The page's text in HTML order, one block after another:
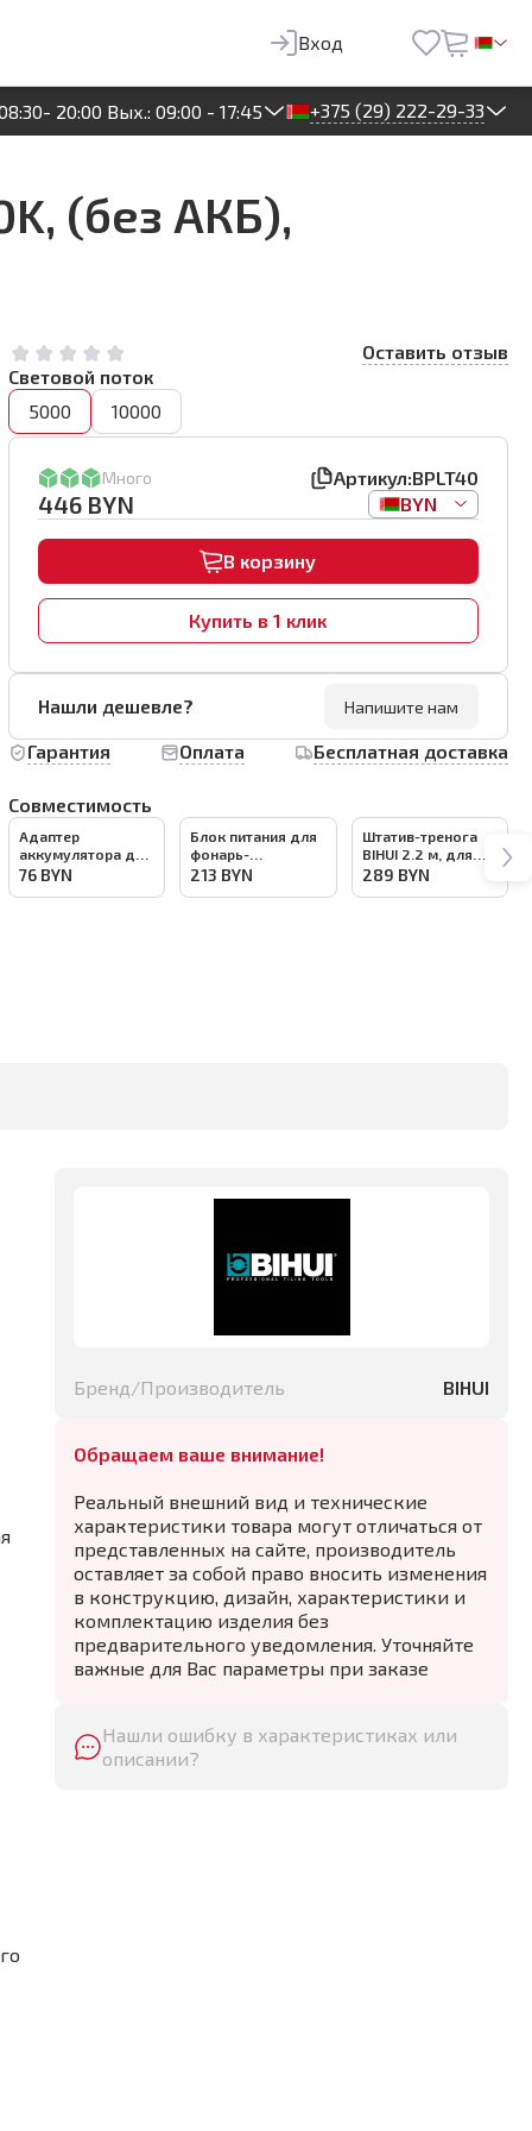
Вход
20:00 Вых.: 09:00 - 17:45 +375 (29) 222-29-33
В корзину
(без АКБ),
Оставить отзыв
Световой поток
5000
10000
Много Артикул:BPLT40
446 BYN BYN
В корзину
Купить в 1 клик
Нашли дешевле? Напишите нам
Гарантия Оплата Бесплатная доставка
Совместимость
Адаптер
аккумулятора для
фонаря BIHUI
76 BYN
Блок питания для
фонарь-
прожектора BIHUI,
213 BYN
Штатив-тренога
BIHUI 2.2 м, для
прожектора,
289 BYN
Бренд/Производитель BIHUI
Обращаем ваше внимание!
Реальный внешний вид и технические
характеристики товара могут отличаться от
представленных на сайте, производитель
оставляет за собой право вносить изменения
в конструкцию, дизайн, характеристики и
комплектацию изделия без
предварительного уведомления. Уточняйте
важные для Вас параметры при заказе
Нашли ошибку в характеристиках или
описании?